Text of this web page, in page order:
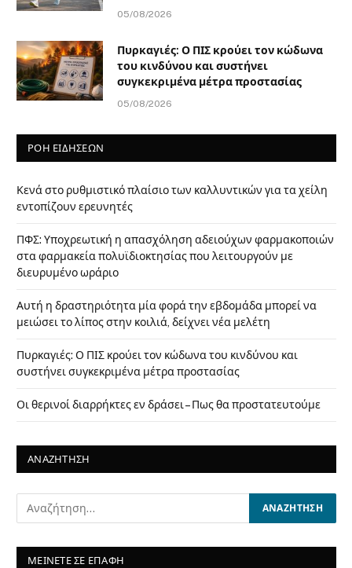
05/08/2026
Πυρκαγιές: Ο ΠΙΣ κρούει τον κώδωνα
του κινδύνου και συστήνει
συγκεκριμένα μέτρα προστασίας
05/08/2026
ΡΟΗ ΕΙΔΗΣΕΩΝ
Κενά στο ρυθμιστικό πλαίσιο των καλλυντικών για τα χείλη
εντοπίζουν ερευνητές
ΠΦΣ: Υποχρεωτική η απασχόληση αδειούχων φαρμακοποιών
στα φαρμακεία πολυϊδιοκτησίας που λειτουργούν με
διευρυμένο ωράριο
Αυτή η δραστηριότητα μία φορά την εβδομάδα μπορεί να
μειώσει το λίπος στην κοιλιά, δείχνει νέα μελέτη
Πυρκαγιές: Ο ΠΙΣ κρούει τον κώδωνα του κινδύνου και
συστήνει συγκεκριμένα μέτρα προστασίας
Οι θερινοί διαρρήκτες εν δράσει – Πως θα προστατευτούμε
ΑΝΑΖΗΤΗΣΗ
ΜΕΙΝΕΤΕ ΣΕ ΕΠΑΦΗ